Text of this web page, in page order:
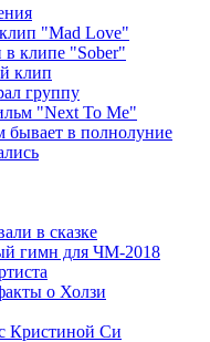
"Mad Love"
в клипе "Sober"
клип
группу
"Next To Me"
бывает в полнолуние
в сказке
гимн для ЧМ-2018
о Холзи
Кристиной Си